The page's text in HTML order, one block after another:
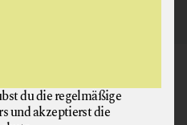
du die regelmäßige
und akzeptierst die